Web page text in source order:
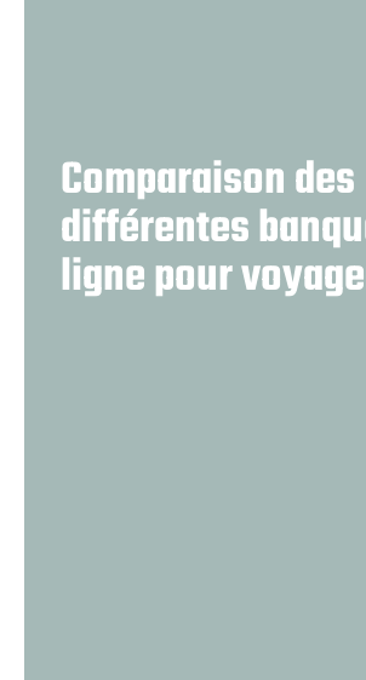
Comparaison des
différentes
ligne pour